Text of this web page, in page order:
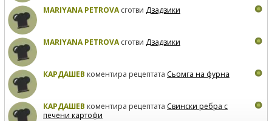
MARIYANA PETROVAсготви Дзадзики
MARIYANA PETROVAсготви Дзадзики
КАРДАШЕВ коментира рецептата Сьомга на фурна
КАРДАШЕВ коментира рецептата Свински ребра с
печени картофи